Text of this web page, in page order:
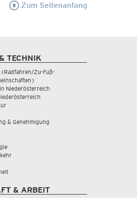
Zum Seitenanfang
TECHNIK
Zu-Fuß-
Niederösterreich
& Genehmigung
& ARBEIT